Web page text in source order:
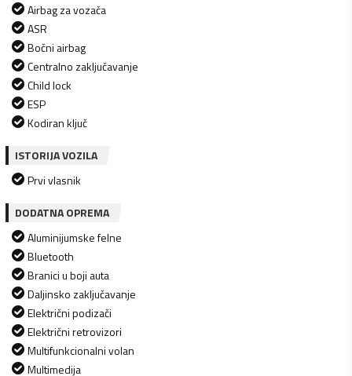
Airbag za vozača
ASR
Bočni airbag
Centralno zaključavanje
Child lock
ESP
Kodiran ključ
ISTORIJA VOZILA
Prvi vlasnik
DODATNA OPREMA
Aluminijumske felne
Bluetooth
Branici u boji auta
Daljinsko zaključavanje
Električni podizači
Električni retrovizori
Multifunkcionalni volan
Multimedija